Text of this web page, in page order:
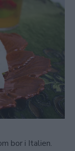
bor i Italien.